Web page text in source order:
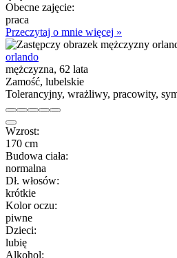
Obecne zajęcie:
praca
Przeczytaj o mnie więcej »
orlando
mężczyzna, 62 lata
Zamość, lubelskie
Tolerancyjny, wrażliwy, pracowity,
Wzrost:
170 cm
Budowa ciała:
normalna
Dł. włosów:
krótkie
Kolor oczu:
piwne
Dzieci:
lubię
Alkohol: